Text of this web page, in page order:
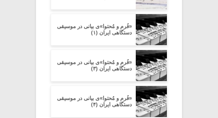
«فُرم و مُحتوا»ی بیانی در موسیقی
دستگاهی ایران (۱)
«فُرم و مُحتوا»ی بیانی در موسیقی
دستگاهی ایران (۳)
«فُرم و مُحتوا»ی بیانی در موسیقی
دستگاهی ایران (۴)